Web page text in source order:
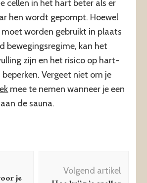
cellen in het hart beter als er
hen wordt gepompt. Hoewel
worden gebruikt in plaats
bewegingsregime, kan het
zijn en het risico op hart-
Vergeet niet om je
mee te nemen wanneer je een
de sauna.
je
Volgend artikel